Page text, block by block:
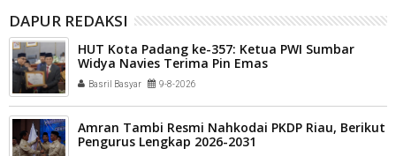
DAPUR REDAKSI
HUT Kota Padang ke-357: Ketua PWI Sumbar
Widya Navies Terima Pin Emas
Basril Basyar 9-8-2026
Amran Tambi Resmi Nahkodai PKDP Riau, Berikut
Pengurus Lengkap 2026-2031